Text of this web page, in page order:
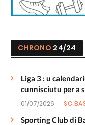
CHRONO 24/24
Liga 3 : u
cunnisciutu per a
01/07/2026 SC
Sporting Club di